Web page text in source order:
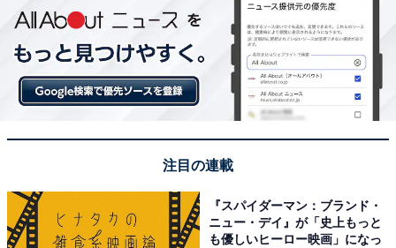
注目の連載
『スパイダーマン：ブランド・
ニュー・デイ』が「史上もっと
も優しいヒーロー映画」になっ